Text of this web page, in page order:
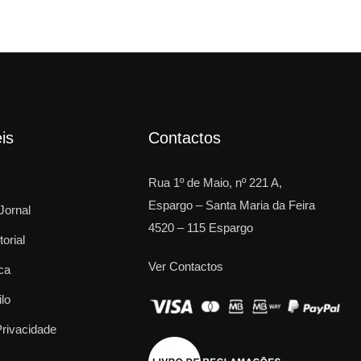
Contactos
Rua 1º de Maio, nº 221 A,
Espargo – Santa Maria da Feira
4520 – 115 Espargo
Ver Contactos